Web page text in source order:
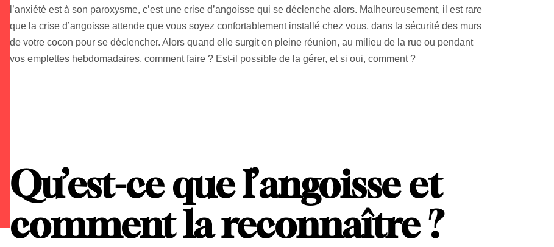
l’anxiété est à son paroxysme, c’est une crise d’angoisse qui se déclenche alors. Malheureusement, il est rare
que la crise d’angoisse attende que vous soyez confortablement installé chez vous, dans la sécurité des murs
de votre cocon pour se déclencher. Alors quand elle surgit en pleine réunion, au milieu de la rue ou pendant
vos emplettes hebdomadaires, comment faire ? Est-il possible de la gérer, et si oui, comment ?
Qu’est-ce que l’angoisse et
comment la reconnaître ?